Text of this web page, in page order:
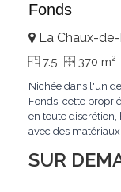
Fonds
SUR
La Chaux-
7.5 370 m2
Nichée dans l'un
Fonds, cette
en toute
avec des
un véritable...